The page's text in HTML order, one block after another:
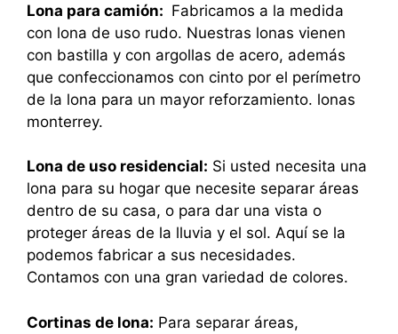
Lona para camión: Fabricamos a la medida
con lona de uso rudo. Nuestras lonas vienen
con bastilla y con argollas de acero, además
que confeccionamos con cinto por el perímetro
de la lona para un mayor reforzamiento. lonas
monterrey.
Lona de uso residencial: Si usted necesita una
lona para su hogar que necesite separar áreas
dentro de su casa, o para dar una vista o
proteger áreas de la lluvia y el sol. Aquí se la
podemos fabricar a sus necesidades.
Contamos con una gran variedad de colores.
Cortinas de lona: Para separar áreas,